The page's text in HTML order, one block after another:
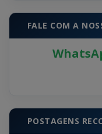
FALE COM A
POSTAGENS